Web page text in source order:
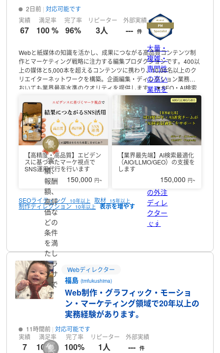
2日前 対応可能です
実績
67
満足率
100 %
完了率
96%
リピーター
3人
外部実績
--- 件
大量・
複雑・
専門性
の高い
業務を
チーム
で迅速
にまる
っと対
応する
ランサ
ーズが
たプロ
の外注
ディレ
クター
です
Webと紙媒体の知識を活かし、成果につながる高品質コンテンツ制
作とマーケティング戦略に注力する編集プロダクションです。400以
上の媒体と5,000本を超えるコンテンツに携わり、10,00名以上のク
リエイターネットワークを構築。企画編集・ディレクション業務に
おいても業界最高水準のクオリティを提供します。▼SEO・AI検索
SEOについては10年以上の知見があり、平均でPV増加率
375%・CTR改善率122%の実績を誇ります。単なる制作会社ではな
く、長期的な成果を見据えた建設的な提案を続ける、パートナーと
して伴走。AIによる検索最適化（AIO／LLMO）に関する知見も備わ
っているため、業界最前線の情報でお力添えします。 ▼SNS運用
TikTok、Instagram、XなどのSNSアカウント運用を、コンテンツ企
画から分析・改善までワンストップで対応します。SEOで培ったキ
ーワード・検索行動分析を活かし、SNS投稿のテーマや切り口を設
計。さらに広告配信やハッシュタグ戦略を組み合わせ、新規流入か
らフォロワー育成、CV獲得までの一連の流れを構築します。 ▼マー
ケティング行動経済学やデータ分析を活用し、認知→興味→比較→
購入のファネルを設計。チャネル間のデータを連携させ、施策全体
でLTVを最大化します。過去にはマーケティングリサーチといただい
たデータの分析から課題を発見し、LPの冒頭コピー改善・CTA配置
変更・フォーム入力項目削減を実施。結果としてCVRを1.9%→3.4%
に改善（約79%向上）、フォーム離脱率を38%削減、SNS流入比率
を5%→18%に増加させた事例があります。
尺動画からブランドストーリーを伝える長編コンテンツまで、ター
ゲット層や媒体特性に合わせた映像を制作します。SNS・Web広
告・YouTubeなど媒体ごとの最適な尺・構成・演出を設計し、CTR
やCVR向上を目的としたクリエイティブを提供します。SEOやSNS
運用と組み合わせることで、検索流入後のエンゲージメントを高め
る施策も可能です。▼主な取引先企業NTTグループ、パーソルグル
ープ、東京ガスグループ、株式会社マイナビ、株式会社エムスリ
ー、LINE株式会社、アイティメディア株式会社、株式会社LIFULL な
ご興味を持っていただけましたら、気軽にご相談いただけますと
幸いです。
【高精度・高品質】エビデン
スに基づいたマーケ視点で
SNS運用代行を行います
150,000 円~
【業界最先端】AI検索最適化
（AIO/LLMO/GEO）の支援を
します
150,000 円~
SEOライティング 10年以上 取材 15年以上
制作ディレクション 10年以上
実
績、
報酬
額、
高評
価な
どの
条件
を満
たし
たラ
ンサ
ーで
す
Webディレクター
福島(tmfukushima)
Web制作・グラフィック・モーショ
ン・マーケティング領域で20年以上の
実務経験があります。
11時間前 対応可能です
実績
7
満足率
100 %
完了率
100%
リピーター
1人
外部実績
--- 件